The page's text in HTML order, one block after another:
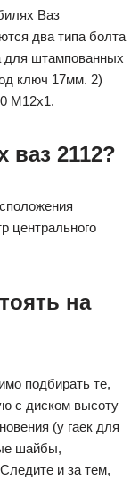
Ваз
два типа болта
для штампованных
ключ 17мм. 2)
М12х1.
ваз 2112?
центрального
на
подбирать те,
с диском высоту
(у гаек для
шайбы,
и за тем,